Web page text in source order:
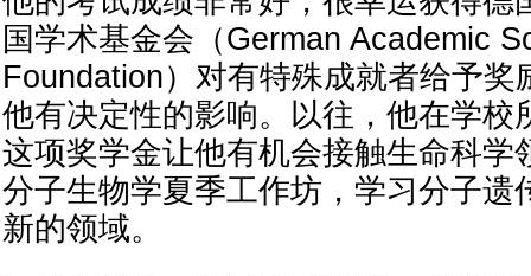
国学术基金会（German Academic
Foundation）对有特殊成就者给予奖
他有决定性的影响。以往，他在学校
这项奖学金让他有机会接触生命科学
分子生物学夏季工作坊，学习分子遗
新的领域。